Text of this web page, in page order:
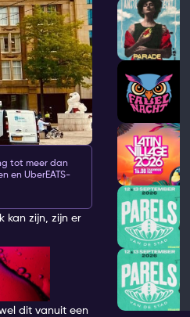
tot meer dan
en UberEATS-
kan zijn, zijn er
dit vanuit een